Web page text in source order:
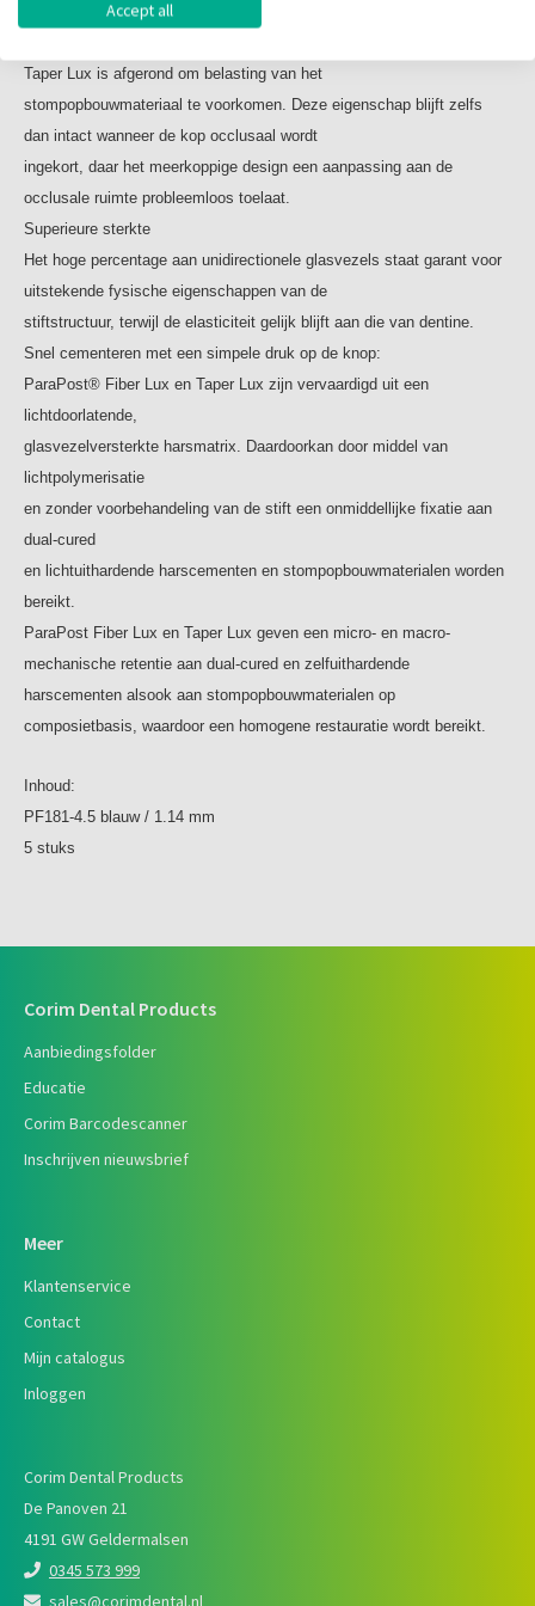
Het volledige esthetische stompopbouwsysteem
Taper Lux is afgerond om belasting van het
stompopbouwmateriaal te voorkomen. Deze eigenschap blijft zelfs
dan intact wanneer de kop occlusaal wordt
ingekort, daar het meerkoppige design een aanpassing aan de
occlusale ruimte probleemloos toelaat.
Superieure sterkte
Het hoge percentage aan unidirectionele glasvezels staat garant voor
uitstekende fysische eigenschappen van de
stiftstructuur, terwijl de elasticiteit gelijk blijft aan die van dentine.
Snel cementeren met een simpele druk op de knop:
ParaPost® Fiber Lux en Taper Lux zijn vervaardigd uit een
lichtdoorlatende,
glasvezelversterkte harsmatrix. Daardoorkan door middel van
lichtpolymerisatie
en zonder voorbehandeling van de stift een onmiddellijke fixatie aan
dual-cured
en lichtuithardende harscementen en stompopbouwmaterialen worden
bereikt.
ParaPost Fiber Lux en Taper Lux geven een micro- en macro-
mechanische retentie aan dual-cured en zelfuithardende
harscementen alsook aan stompopbouwmaterialen op
composietbasis, waardoor een homogene restauratie wordt bereikt.
Inhoud:
PF181-4.5 blauw / 1.14 mm
5 stuks
Corim Dental Products
Aanbiedingsfolder
Educatie
Corim Barcodescanner
Inschrijven nieuwsbrief
Meer
Klantenservice
Contact
Mijn catalogus
Inloggen
Corim Dental Products
De Panoven 21
4191 GW Geldermalsen
0345 573 999
sales@corimdental.nl
Accept all